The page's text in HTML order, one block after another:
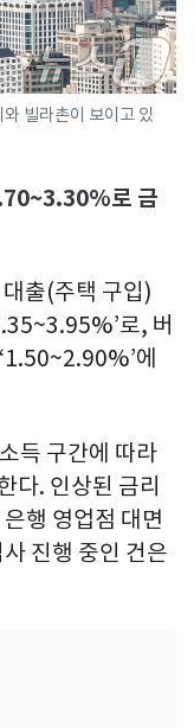
빌라촌이 보이고 있
로 금
출(주택 구입)
로, 버
에
득 구간에 따라
. 인상된 금리
행 영업점 대면
진행 중인 건은